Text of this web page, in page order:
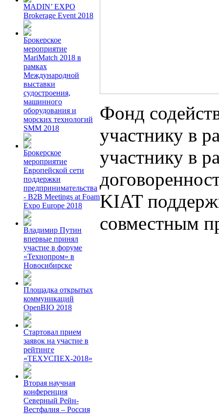
MADIN’ EXPO
Brokerage Event 2018
Брокерское
мероприятие
MariMatch 2018 в
рамках
Международной
выставки
судостроения,
машинного
оборудования и
морских технологий
SMM 2018
Брокерское
мероприятие
Европейской сети
поддержки
предпринимательства
- B2B Meetings at Foam
Expo Europe 2018
Владимир Путин
впервые принял
участие в форуме
«Технопром» в
Новосибирске
Площадка открытых
коммуникаций
OpenBIO 2018
Стартовал прием
заявок на участие в
рейтинге
«ТЕХУСПЕХ-2018»
Вторая научная
конференция
Северный Рейн-
Вестфалия – Россия
Фонд
участнику в
участнику в
KIAT
совместным